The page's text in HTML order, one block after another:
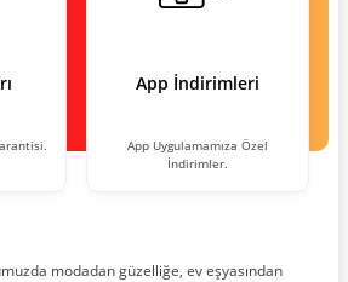
App İndirimleri
App Uygulamamıza Özel
İndirimler.
modadan güzelliğe, ev eşyasından